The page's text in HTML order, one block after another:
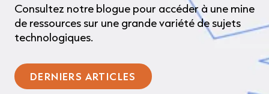
Consultez notre blogue pour accéder à une mine
de ressources sur une grande variété de sujets
technologiques.
DERNIERS ARTICLES